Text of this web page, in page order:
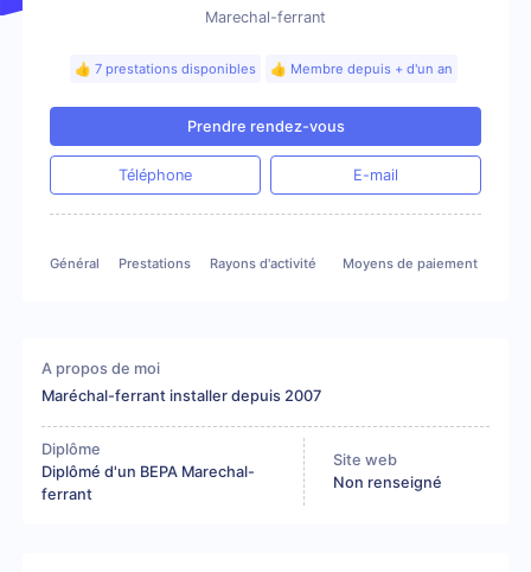
Marechal-ferrant
👍 7 prestations disponibles 👍 Membre depuis + d'un an
Prendre rendez-vous
Téléphone E-mail
Général Prestations Rayons d'activité Moyens de paiement
A propos de moi
Maréchal-ferrant installer depuis 2007
Diplôme
Diplômé d'un BEPA Marechal-
ferrant
Site web
Non renseigné